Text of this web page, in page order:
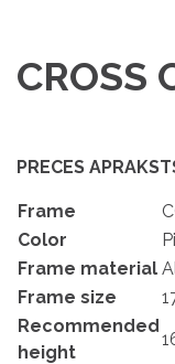
CROSS
PRECES
Frame
Color
Frame material
Frame size
Recommended
height